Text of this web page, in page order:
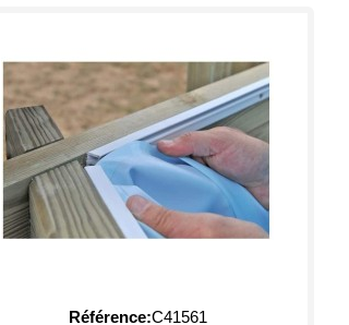
Référence C41561